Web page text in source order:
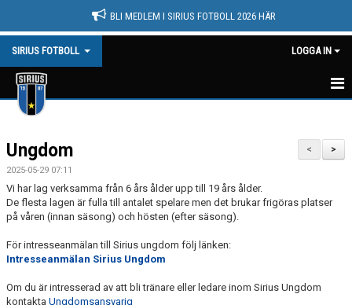
BLI MEDLEM I SIRIUS FOTBOLL 2026 HÄR
SIRIUS FOTBOLL LOGGA IN
HEM
NYHETER
KONTAKT
OM FÖRENINGEN
KALENDER
DOKUMENT
>
<
Ungdom
2025-05-29 07:11
Vi har lag verksamma från 6 års ålder upp till 19 års ålder.
De flesta lagen är fulla till antalet spelare men det brukar frigöras platser
på våren (innan säsong) och hösten (efter säsong).
För intresseanmälan till Sirius ungdom följ länken:
Intresseanmälan Sirius Ungdom
Om du är intresserad av att bli tränare eller ledare inom Sirius Ungdom
kontakta Ungdomsansvarig